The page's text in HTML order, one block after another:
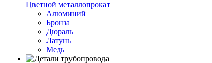
Цветной металлопрокат
Алюминий
Бронза
Дюраль
Латунь
Медь